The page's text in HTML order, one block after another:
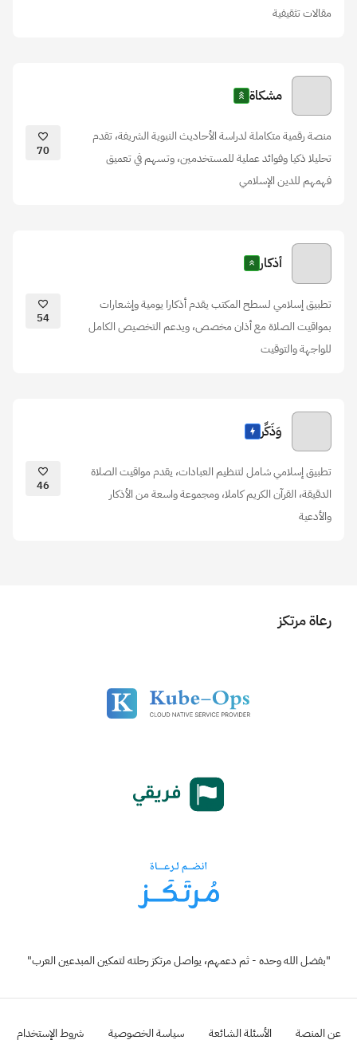
مقالات تثقيفية
مشكاة
منصة رقمية متكاملة لدراسة الأحاديث النبوية الشريفة، تقدم
تحليلا ذكيا وفوائد عملية للمستخدمين، وتسهم في تعميق
فهمهم للدين الإسلامي
70
أذكار
تطبيق إسلامي لسطح المكتب يقدم أذكارا يومية وإشعارات
بمواقيت الصلاة مع أذان مخصص، ويدعم التخصيص الكامل
للواجهة والتوقيت
54
وَذَكِّر
تطبيق إسلامي شامل لتنظيم العبادات، يقدم مواقيت الصلاة
الدقيقة، القرآن الكريم كاملا، ومجموعة واسعة من الأذكار
والأدعية
46
رعاة مرتكز
"بفضل الله وحده - ثم دعمهم، يواصل مرتكز رحلته لتمكين المبدعين العرب"
عن المنصة الأسئلة الشائعة سياسة الخصوصية شروط الإستخدام